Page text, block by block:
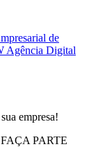
de
Agência Digital
empresa!
PARTE